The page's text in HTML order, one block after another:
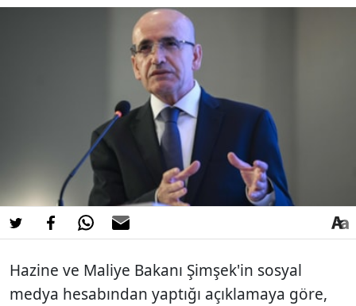
Hazine ve Maliye Bakanı Şimşek'in sosyal
medya hesabından yaptığı açıklamaya göre,